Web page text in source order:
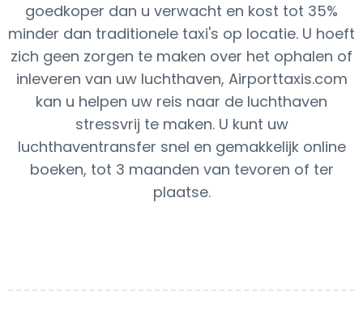
goedkoper dan u verwacht en kost tot 35%
minder dan traditionele taxi's op locatie. U hoeft
zich geen zorgen te maken over het ophalen of
inleveren van uw luchthaven, Airporttaxis.com
kan u helpen uw reis naar de luchthaven
stressvrij te maken. U kunt uw
luchthaventransfer snel en gemakkelijk online
boeken, tot 3 maanden van tevoren of ter
plaatse.